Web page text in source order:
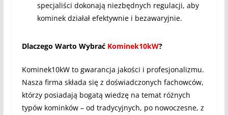
specjaliści dokonają niezbędnych regulacji, aby
kominek działał efektywnie i bezawaryjnie.
Dlaczego Warto Wybrać Kominek10kW?
Kominek10kW to gwarancja jakości i profesjonalizmu.
Nasza firma składa się z doświadczonych fachowców,
którzy posiadają bogatą wiedzę na temat różnych
typów kominków – od tradycyjnych, po nowoczesne, z